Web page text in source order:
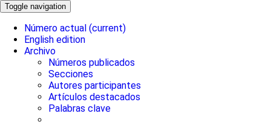
Toggle navigation
Número actual (current)
English edition
Archivo
Números publicados
Secciones
Autores participantes
Artículos destacados
Palabras clave